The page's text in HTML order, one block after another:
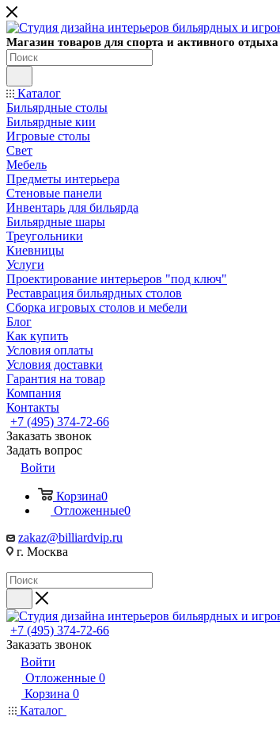
Магазин товаров для спорта и активного отдыха
Каталог
Бильярдные столы
Бильярдные кии
Игровые столы
Свет
Мебель
Предметы интерьера
Стеновые панели
Инвентарь для бильярда
Бильярдные шары
Треугольники
Киевницы
Услуги
Проектирование интерьеров "под ключ"
Реставрация бильярдных столов
Сборка игровых столов и мебели
Блог
Как купить
Условия оплаты
Условия доставки
Гарантия на товар
Компания
Контакты
+7 (495) 374-72-66
Заказать звонок
Задать вопрос
Войти
Корзина0
Отложенные0
zakaz@billiardvip.ru
г. Москва
+7 (495) 374-72-66
Заказать звонок
Войти
Отложенные 0
Корзина 0
Каталог